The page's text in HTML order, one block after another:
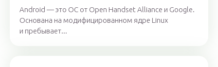
Android — это ОС от Open Handset Alliance и Google.
Основана на модифицированном ядре Linux
и пребывает...